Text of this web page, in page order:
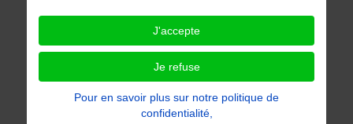
J'accepte
Je refuse
Pour en savoir plus sur notre politique de
confidentialité,